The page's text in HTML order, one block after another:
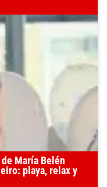
María Belén
playa, relax y